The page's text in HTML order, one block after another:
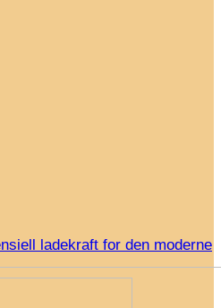
ladekraft for den moderne